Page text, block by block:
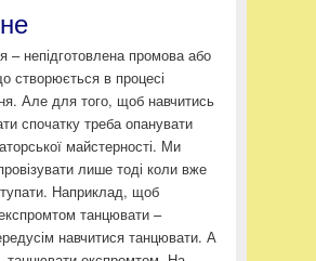
– непідготовлена промова або
створюється в процесі
Але для того, щоб навчитись
спочатку треба опанувати
майстерності. Ми
лише тоді коли вже
Наприклад, щоб
танцювати –
навчитися танцювати. А